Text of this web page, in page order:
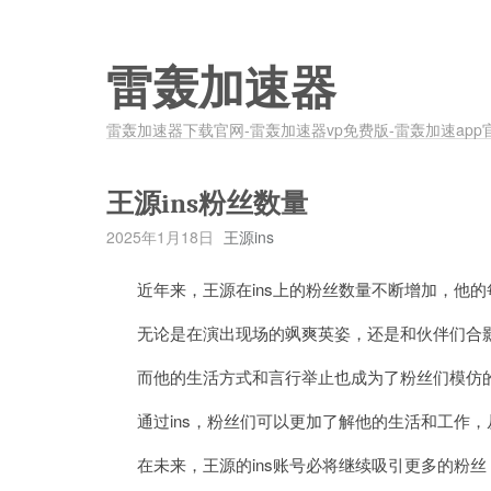
雷轰加速器
雷轰加速器下载官网-雷轰加速器vp免费版-雷轰加速app
王源ins粉丝数量
2025年1月18日 王源ins
近年来，王源在ins上的粉丝数量不断增加，他的
无论是在演出现场的飒爽英姿，还是和伙伴们合
而他的生活方式和言行举止也成为了粉丝们模仿
通过ins，粉丝们可以更加了解他的生活和工作，
在未来，王源的ins账号必将继续吸引更多的粉丝